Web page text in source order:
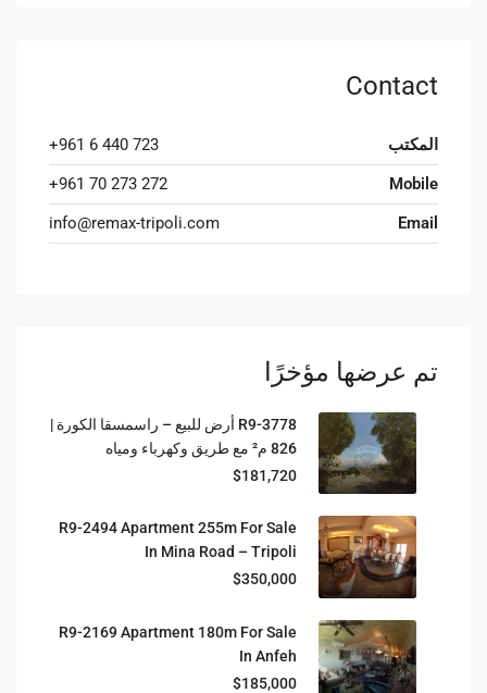
Contact
المكتب
+961 6 440 723
Mobile
+961 70 273 272
Email
info@remax-tripoli.com
تم عرضها مؤخرًا
R9-3778 أرض للبيع – راسمسقا الكورة |
826 م² مع طريق وكهرباء ومياه
$181,720
R9-2494 Apartment 255m For Sale
In Mina Road – Tripoli
$350,000
R9-2169 Apartment 180m For Sale
In Anfeh
$185,000